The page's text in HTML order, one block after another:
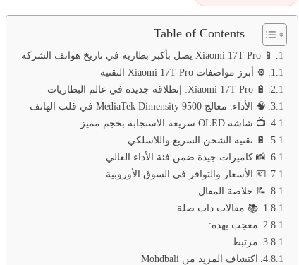
Table of Contents
📱 Xiaomi 17T Pro يصل بأكبر بطارية في تاريخ هواتف الشركة
⚙️ أبرز مواصفات Xiaomi 17T Pro التقنية
🔋 Xiaomi 17T Pro: إنطلاقة جديدة في عالم البطاريات
🧠 الأداء: معالج MediaTek Dimensity 9500 في قلب الهاتف
📺 شاشة OLED سريعة الاستجابة بحجم مميز
🔋 تقنية الشحن السريع واللاسلكي
📸 كاميرات جيدة ضمن فئة الأداء العالي
💶 الأسعار والتوافر في السوق الأوروبية
📝 خلاصة المقال
📚 مقالات ذات صلة
معجب بهذه:
مرتبط
اكتشاف المزيد من Mohdbali